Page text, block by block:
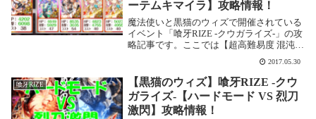
ーテムキマイラ】攻略情報！
魔法使いと黒猫のウィズで開催されている
イベント「喰牙RIZE -クウガライズ-」の攻
略記事です。ここでは【超高難易度 混沌級
トーテムキマイラ】を攻略します。喰牙
RIZE -クウガライズ-【超高難易度 混沌級
トーテムキマイラ】基本情報イベ...
2017.05.30
喰牙RIZE
【黒猫のウィズ】喰牙RIZE -クウ
ガライズ-【ハードモード VS 烈刀
激閃】攻略情報！